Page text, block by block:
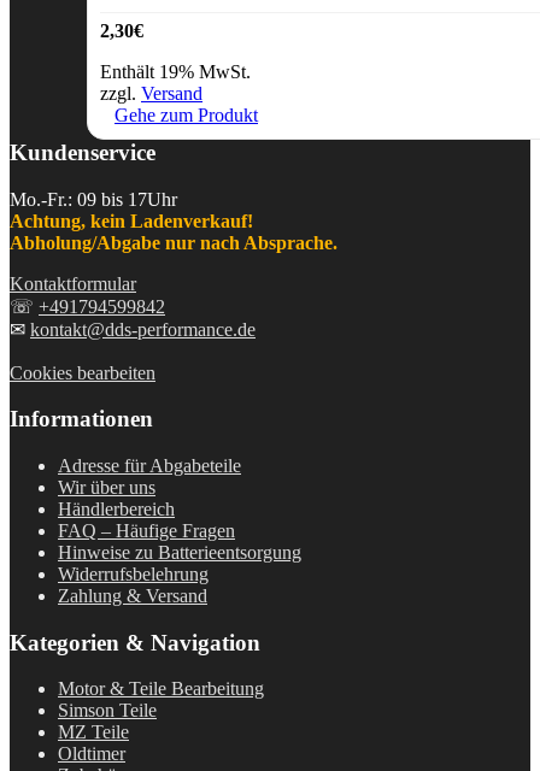
2,30€
Enthält 19% MwSt.
zzgl. Versand
Gehe zum Produkt
Kundenservice
Mo.-Fr.: 09 bis 17Uhr
Achtung, kein Ladenverkauf!
Abholung/Abgabe nur nach Absprache.
Kontaktformular
☏ +491794599842
✉ kontakt@dds-performance.de
Cookies bearbeiten
Informationen
Adresse für Abgabeteile
Wir über uns
Händlerbereich
FAQ – Häufige Fragen
Hinweise zu Batterieentsorgung
Widerrufsbelehrung
Zahlung & Versand
Kategorien & Navigation
Motor & Teile Bearbeitung
Simson Teile
MZ Teile
Oldtimer